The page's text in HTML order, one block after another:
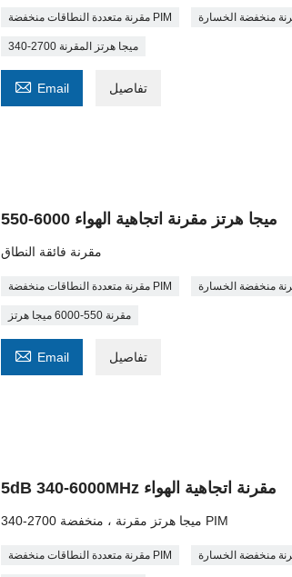
مقرنة متعددة النطاقات منخفضة PIM منخفضة الخسارة
340-2700 ميجا هرتز المقرنة
 Email تفاصيل
550-6000 ميجا هرتز مقرنة اتجاهية الهواء
مقرنة فائقة النطاق
مقرنة متعددة النطاقات منخفضة PIM منخفضة الخسارة
مقرنة 550-6000 ميجا هرتز
 Email تفاصيل
5dB 340-6000MHz مقرنة اتجاهية الهواء
340-2700 ميجا هرتز مقرنة ، منخفضة PIM
مقرنة متعددة النطاقات منخفضة PIM منخفضة الخسارة